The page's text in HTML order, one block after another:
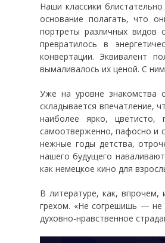
Наши классики
основание полагать, что
портреты различных видов
превратилось в
конвертации. Эквивалент
вымаливалось их ценой. С
Уже на уровне знакомства
складывается впечатление,
наиболее ярко, цветисто,
самоотверженно, пафосно и
нежные годы детства,
нашего будущего
как немецкое кино для
В литературе, как,
грехом. «Не согрешишь — не
духовно-нравственное